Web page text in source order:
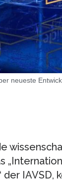
neueste
der